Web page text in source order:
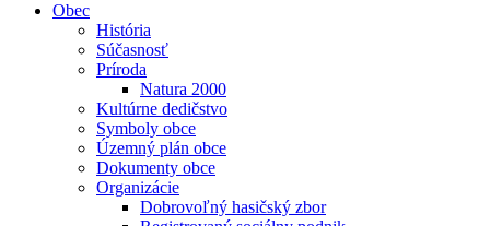
Obec
História
Súčasnosť
Príroda
Natura 2000
Kultúrne dedičstvo
Symboly obce
Územný plán obce
Dokumenty obce
Organizácie
Dobrovoľný hasičský zbor